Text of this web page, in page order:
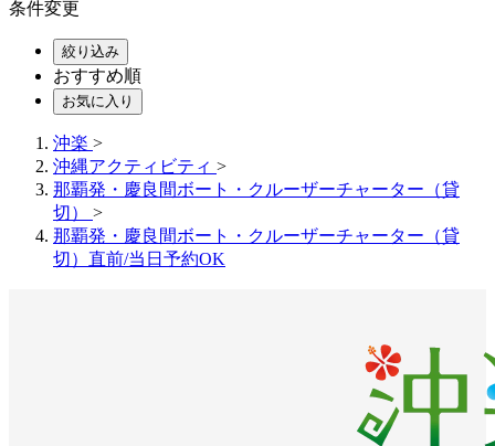
条件変更
絞り込み
おすすめ順
お気に入り
沖楽 >
沖縄アクティビティ >
那覇発・慶良間ボート・クルーザーチャーター（貸
切） >
那覇発・慶良間ボート・クルーザーチャーター（貸
切）直前/当日予約OK